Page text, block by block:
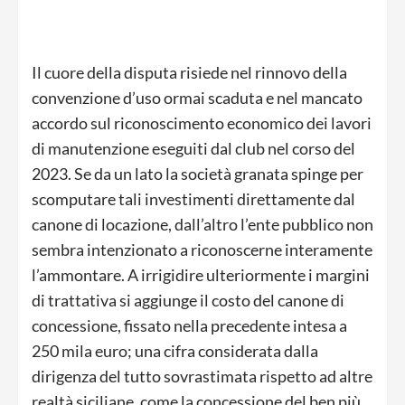
Il cuore della disputa risiede nel rinnovo della
convenzione d’uso ormai scaduta e nel mancato
accordo sul riconoscimento economico dei lavori
di manutenzione eseguiti dal club nel corso del
2023. Se da un lato la società granata spinge per
scomputare tali investimenti direttamente dal
canone di locazione, dall’altro l’ente pubblico non
sembra intenzionato a riconoscerne interamente
l’ammontare. A irrigidire ulteriormente i margini
di trattativa si aggiunge il costo del canone di
concessione, fissato nella precedente intesa a
250 mila euro; una cifra considerata dalla
dirigenza del tutto sovrastimata rispetto ad altre
realtà siciliane, come la concessione del ben più